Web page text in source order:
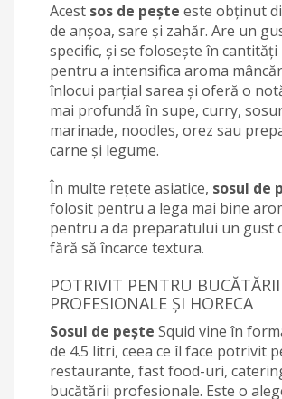
Acest sos de pește este obținut
de anșoa, sare și zahăr. Are un
specific, și se folosește în cantități
pentru a intensifica aroma
înlocui parțial sarea și oferă o
mai profundă în supe, curry,
marinade, noodles, orez sau
carne și legume.
În multe rețete asiatice, sosul de
folosit pentru a lega mai bine
pentru a da preparatului un gust
fără să încarce textura.
POTRIVIT PENTRU BUCĂTĂRII
PROFESIONALE ȘI HORECA
Sosul de pește Squid vine în
de 4.5 litri, ceea ce îl face potrivit
restaurante, fast food-uri,
bucătării profesionale. Este o